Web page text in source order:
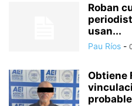
Roban
usan...
Pau Ríos -
Obtiene